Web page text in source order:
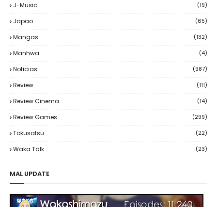
J-Music (19)
Japao (65)
Mangas (132)
Manhwa (4)
Noticias (987)
Review (111)
Review Cinema (14)
Review Games (299)
Tokusatsu (22)
Waka Talk (23)
MAL UPDATE